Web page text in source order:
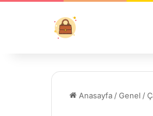
Anasayfa /Genel /